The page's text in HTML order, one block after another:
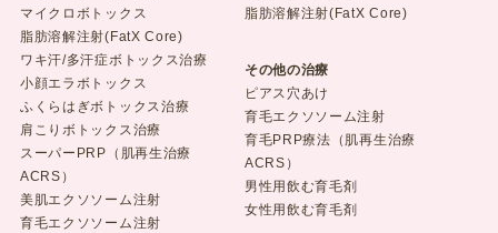
マイクロボトックス
脂肪溶解注射(FatX Core)
ワキ汗/多汗症ボトックス治療
小顔エラボトックス
ふくらはぎボトックス治療
肩こりボトックス治療
スーパーPRP（肌再生治療
ACRS）
美肌エクソソーム注射
育毛エクソソーム注射
脂肪溶解注射(FatX Core)
その他の治療
ピアス穴あけ
育毛エクソソーム注射
育毛PRP療法（肌再生治療
ACRS）
男性用飲む育毛剤
女性用飲む育毛剤